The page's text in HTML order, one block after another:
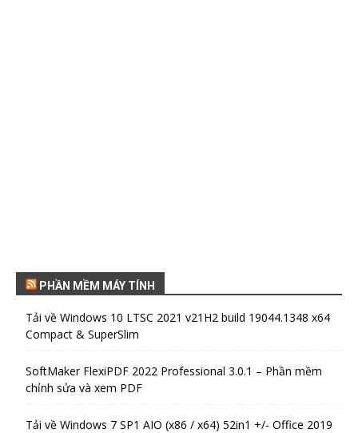
PHẦN MỀM MÁY TÍNH
Tải về Windows 10 LTSC 2021 v21H2 build 19044.1348 x64
Compact & SuperSlim
SoftMaker FlexiPDF 2022 Professional 3.0.1 – Phần mềm
chỉnh sửa và xem PDF
Tải về Windows 7 SP1 AIO (x86 / x64) 52in1 +/- Office 2019